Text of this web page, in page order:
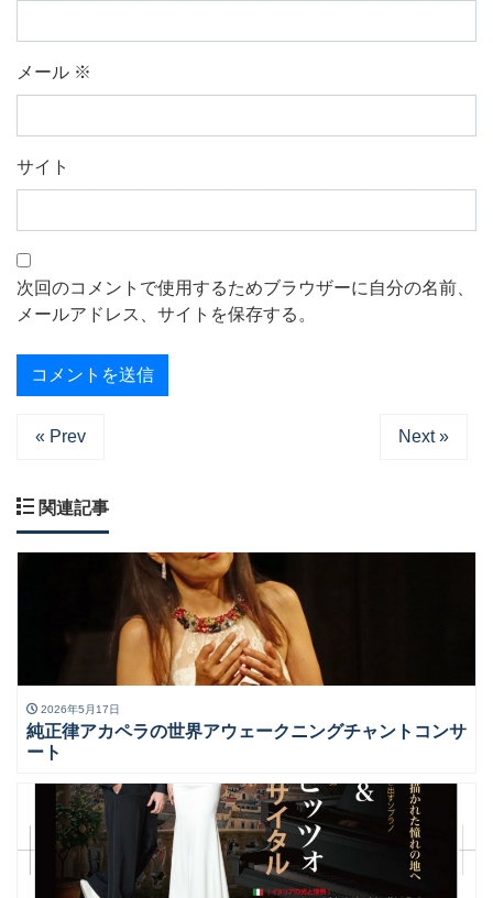
メール ※
サイト
次回のコメントで使用するためブラウザーに自分の名前、
メールアドレス、サイトを保存する。
« Prev Next »
関連記事
2026年5月17日
純正律アカペラの世界アウェークニングチャントコンサ
ート